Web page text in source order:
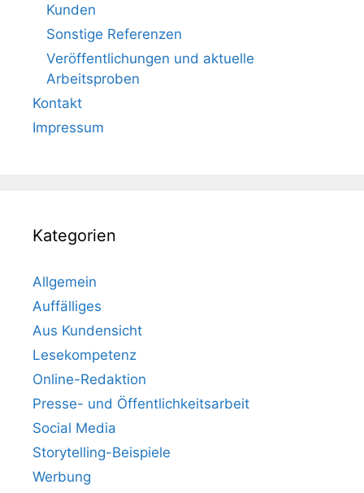
Kunden
Sonstige Referenzen
Veröffentlichungen und aktuelle
Arbeitsproben
Kontakt
Impressum
Kategorien
Allgemein
Auffälliges
Aus Kundensicht
Lesekompetenz
Online-Redaktion
Presse- und Öffentlichkeitsarbeit
Social Media
Storytelling-Beispiele
Werbung